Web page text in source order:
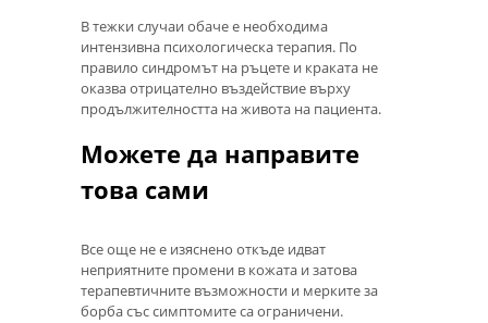
В тежки случаи обаче е необходима
интензивна психологическа терапия. По
правило синдромът на ръцете и краката не
оказва отрицателно въздействие върху
продължителността на живота на пациента.
Можете да направите
това сами
Все още не е изяснено откъде идват
неприятните промени в кожата и затова
терапевтичните възможности и мерките за
борба със симптомите са ограничени.